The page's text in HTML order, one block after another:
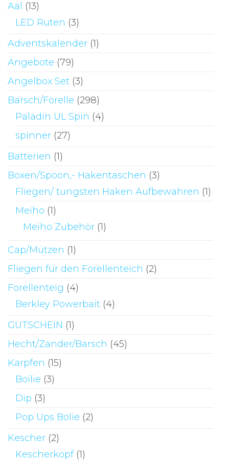
Aal
(13)
LED Ruten (3)
Adventskalender (1)
Angebote (79)
Angelbox Set (3)
Barsch/Forelle (298)
Paladin UL Spin (4)
spinner (27)
Batterien (1)
Boxen/Spoon,- Hakentaschen (3)
Fliegen/ tungsten Haken Aufbewahren (1)
Meiho (1)
Meiho Zubehör (1)
Cap/Mützen (1)
Fliegen für den Forellenteich (2)
Forellenteig (4)
Berkley Powerbait (4)
GUTSCHEIN (1)
Hecht/Zander/Barsch (45)
Karpfen (15)
Boilie (3)
Dip (3)
Pop Ups Bolie (2)
Kescher (2)
Kescherkopf (1)